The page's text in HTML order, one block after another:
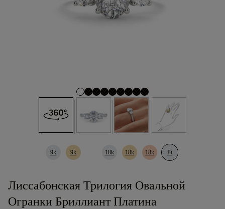
9k 9k 18k 18k 18k Pt
Лиссабонская Трилогия Овальной
Огранки Бриллиант Платина